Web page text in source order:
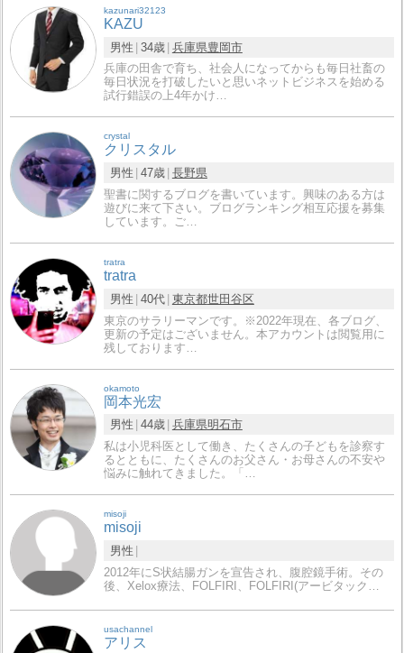
kazunari32123
KAZU
男性 34歳 兵庫県豊岡市
兵庫の田舎で育ち、社会人になってからも毎日社畜の
毎日状況を打破したいと思いネットビジネスを始める
試行錯誤の上4年かけ…
crystal
クリスタル
男性 47歳 長野県
聖書に関するブログを書いています。興味のある方は
遊びに来て下さい。ブログランキング相互応援を募集
しています。ご…
tratra
tratra
男性 40代 東京都世田谷区
東京のサラリーマンです。※2022年現在、各ブログ、
更新の予定はございません。本アカウントは閲覧用に
残しております…
okamoto
岡本光宏
男性 44歳 兵庫県明石市
私は小児科医として働き、たくさんの子どもを診察す
るとともに、たくさんのお父さん・お母さんの不安や
悩みに触れてきました。「…
misoji
misoji
男性
2012年にS状結腸ガンを宣告され、腹腔鏡手術。その
後、Xelox療法、FOLFIRI、FOLFIRI(アービタック…
usachannel
アリス